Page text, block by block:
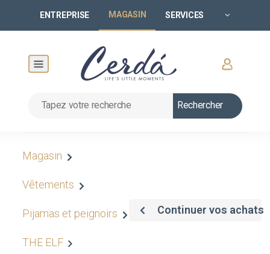
ENTREPRISE MAGASIN SERVICES
Rechercher
Magasin
Vêtements
Pijamas et peignoirs
THE ELF
Continuer vos achats